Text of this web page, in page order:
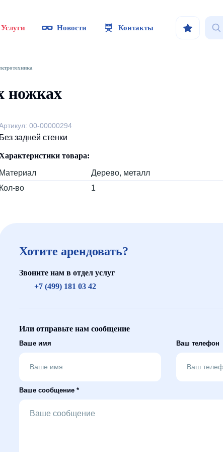
Услуги Новости Контакты
ножках
00-00000294
Без задней стенки
товара:
Материал
Дерево, металл
Кол-во
1
Хотите арендовать?
Звоните нам в отдел услуг
+7 (499) 181 03 42
Или отправьте нам сообщение
Ваше имя Ваш телефон
Ваше сообщение *